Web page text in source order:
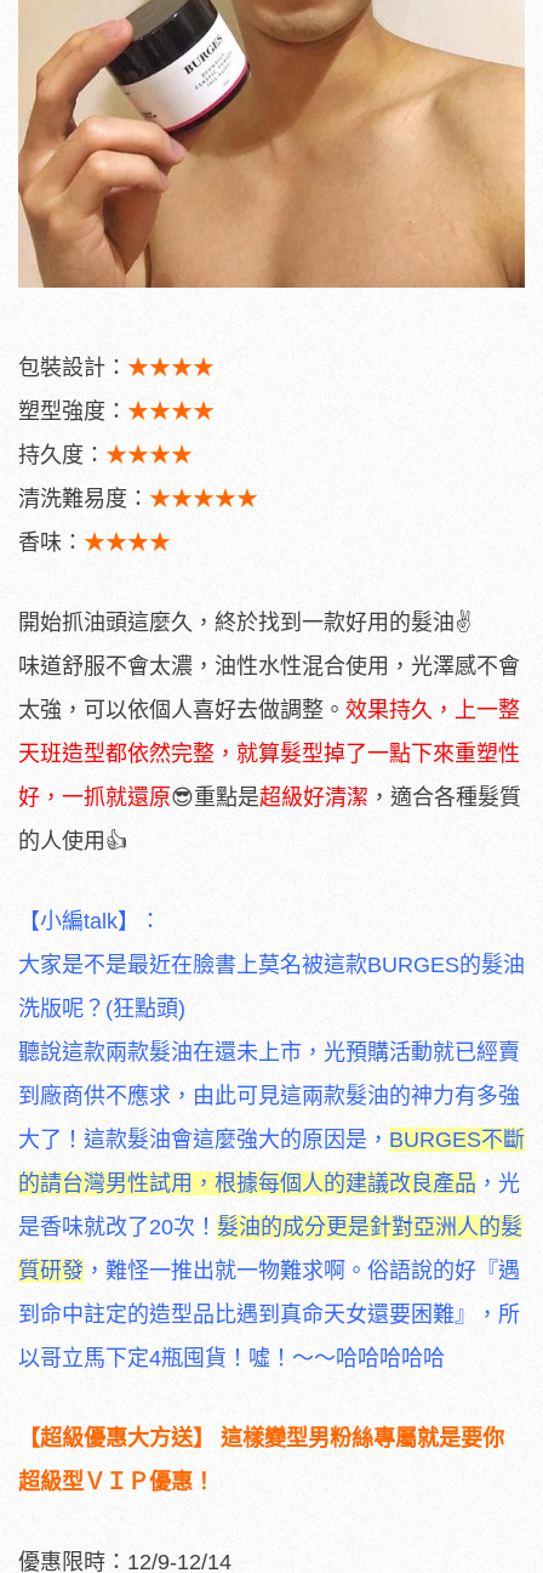
包裝設計： ★★★★
塑型強度： ★★★★
持久度： ★★★★
清洗難易度： ★★★★★
香味： ★★★★
開始抓油頭這麼久，終於找到一款好用的髮油✌
味道舒服不會太濃，油性水性混合使用，光澤感不會
太強，可以依個人喜好去做調整。 效果持久，上一整
天班造型都依然完整，就算髮型掉了一點下來重塑性
好，一抓就還原😎重點是超級好清潔 ，適合各種髮質
的人使用👍
【小編talk】：
大家是不是最近在臉書上莫名被這款BURGES的髮油
洗版呢？(狂點頭)
聽說這款兩款髮油在還未上市，光預購活動就已經賣
到廠商供不應求，由此可見這兩款髮油的神力有多強
大了！這款髮油會這麼強大的原因是， BURGES不斷
的請台灣男性試用，根據每個人的建議改良產品 ，光
是香味就改了20次！ 髮油的成分更是針對亞洲人的髮
質研發 ，難怪一推出就一物難求啊。俗語說的好『遇
到命中註定的造型品比遇到真命天女還要困難』，所
以哥立馬下定4瓶囤貨！噓！～～哈哈哈哈哈
【超級優惠大方送】 這樣變型男粉絲專屬就是要你
超級型ＶＩＰ優惠！
優惠限時：12/9-12/14